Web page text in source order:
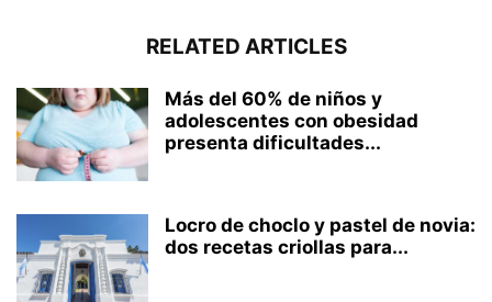
RELATED ARTICLES
Más del 60% de niños y
adolescentes con obesidad
presenta dificultades...
Locro de choclo y pastel de novia:
dos recetas criollas para...